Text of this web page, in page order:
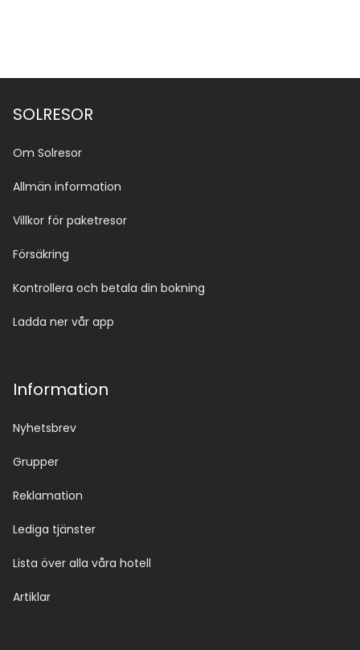
SOLRESOR
Om Solresor
Allmän information
Villkor för paketresor
Försäkring
Kontrollera och betala din bokning
Ladda ner vår app
Information
Nyhetsbrev
Grupper
Reklamation
Lediga tjänster
Lista över alla våra hotell
Artiklar